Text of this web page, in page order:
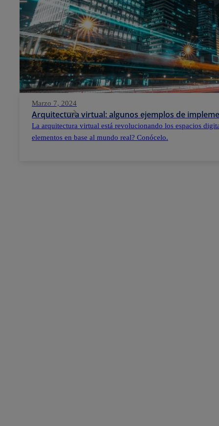
Marzo 7, 2024
Arquitectura virtual: algunos ejemplos de
La arquitectura virtual está revolucionando los espacios
elementos en base al mundo real? Conócelo.